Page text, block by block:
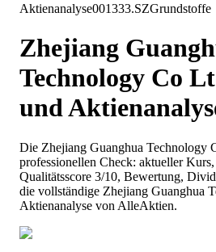
Aktienanalyse001333.SZGrundstoffe
Zhejiang
Technology Co
und
Die Zhejiang Guanghua Technology
professionellen Check: aktueller Kurs
Qualitätsscore 3/10, Bewertung,
die vollständige Zhejiang Guanghua
Aktienanalyse von AlleAktien.